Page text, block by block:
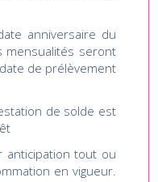
anniversaire du
mensualités seront
de prélèvement
de solde est
anticipation tout ou
en vigueur.